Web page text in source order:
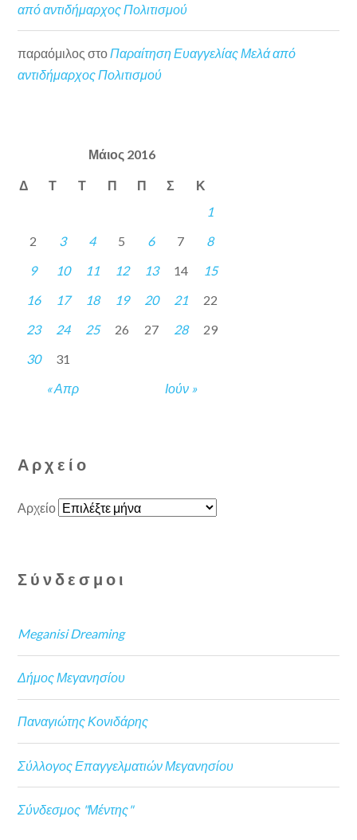
από αντιδήμαρχος Πολιτισμού
παραόμιλος στοΠαραίτηση Ευαγγελίας Μελά από
αντιδήμαρχος Πολιτισμού
Μάιος 2016
Δ Τ Τ Π Π Σ Κ
« Απρ Ιούν »
1
2
3 4 5 6 7
8
9
10 11 12 13 14
15
16
17 18 19 20 21
22
23
24 25 26 27 28
29
30
31
Αρχείο
Αρχείο
Σύνδεσμοι
Meganisi Dreaming
Δήμος Μεγανησίου
Παναγιώτης Κονιδάρης
Σύλλογος Επαγγελματιών Μεγανησίου
Σύνδεσμος "Μέντης"